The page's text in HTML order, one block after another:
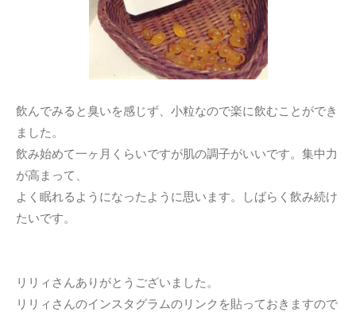
飲んでみると臭いを感じず、小粒なので楽に飲むことができ
ました。
飲み始めて一ヶ月くらいですが肌の調子がいいです。集中力
が高まって、
よく眠れるようになったように思います。しばらく飲み続け
たいです。
リリィさんありがとうございました。
リリィさんのインスタグラムのリンクを貼っておきますので